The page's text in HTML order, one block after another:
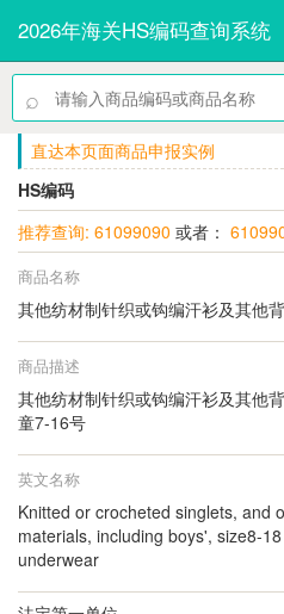
2026年海关HS编码查询系统
⌕
直达本页面商品申报实例
HS编码
推荐查询: 61099090 或者：
商品名称
其他纺材制针织或钩编汗衫及其他
商品描述
其他纺材制针织或钩编汗衫及其他
童7-16号
英文名称
Knitted or crocheted singlets, and
materials, including boys', size8-
underwear